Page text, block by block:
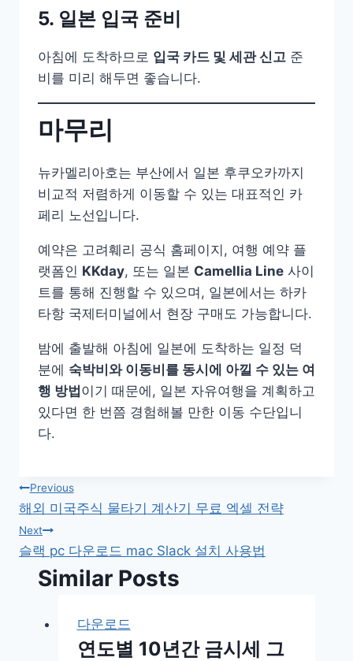
5. 일본 입국 준비
아침에 도착하므로 입국 카드 및 세관 신고 준
비를 미리 해두면 좋습니다.
마무리
뉴카멜리아호는 부산에서 일본 후쿠오카까지
비교적 저렴하게 이동할 수 있는 대표적인 카
페리 노선입니다.
예약은 고려훼리 공식 홈페이지, 여행 예약 플
랫폼인 KKday, 또는 일본 Camellia Line 사이
트를 통해 진행할 수 있으며, 일본에서는 하카
타항 국제터미널에서 현장 구매도 가능합니다.
밤에 출발해 아침에 일본에 도착하는 일정 덕
분에 숙박비와 이동비를 동시에 아낄 수 있는 여
행 방법이기 때문에, 일본 자유여행을 계획하고
있다면 한 번쯤 경험해볼 만한 이동 수단입니
다.
글
탐
색
Previous
해외 미국주식 물타기 계산기 무료 엑셀 전략
Next
슬랙 pc 다운로드 mac Slack 설치 사용법
Similar Posts
다운로드
연도별 10년간 금시세 그